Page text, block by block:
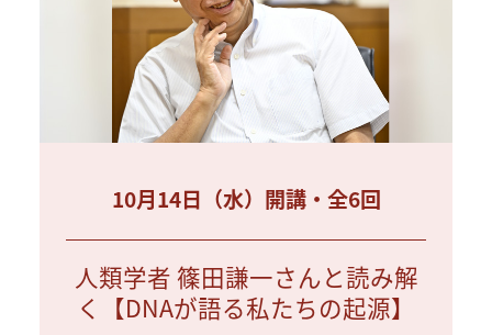
10月14日（水）開講・全6回
人類学者 篠田謙一さんと読み解
く【DNAが語る私たちの起源】